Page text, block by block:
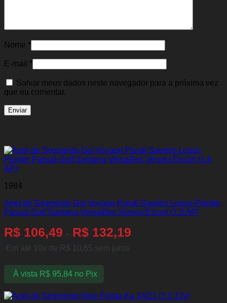
Nome *
E-mail *
Salvar meus dados neste navegador para a próxima vez
que eu comentar.
1984
Anel de Segmento Gol Voyage Parati Saveiro Logus Pointer
Passat Golf Santana Versailles Verona Escort (1.8 AP)
R$ 106,49 - R$ 132,19
Em até 10x de R$ 10,65 sem juros
À vista R$95,84 no Pix